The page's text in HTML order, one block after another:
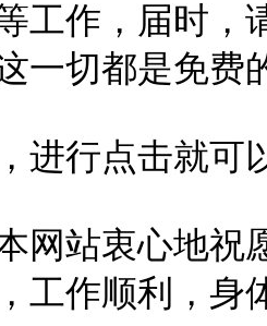
工作，届时，
一切都是免费
进行点击就可
网站衷心地祝
工作顺利，身